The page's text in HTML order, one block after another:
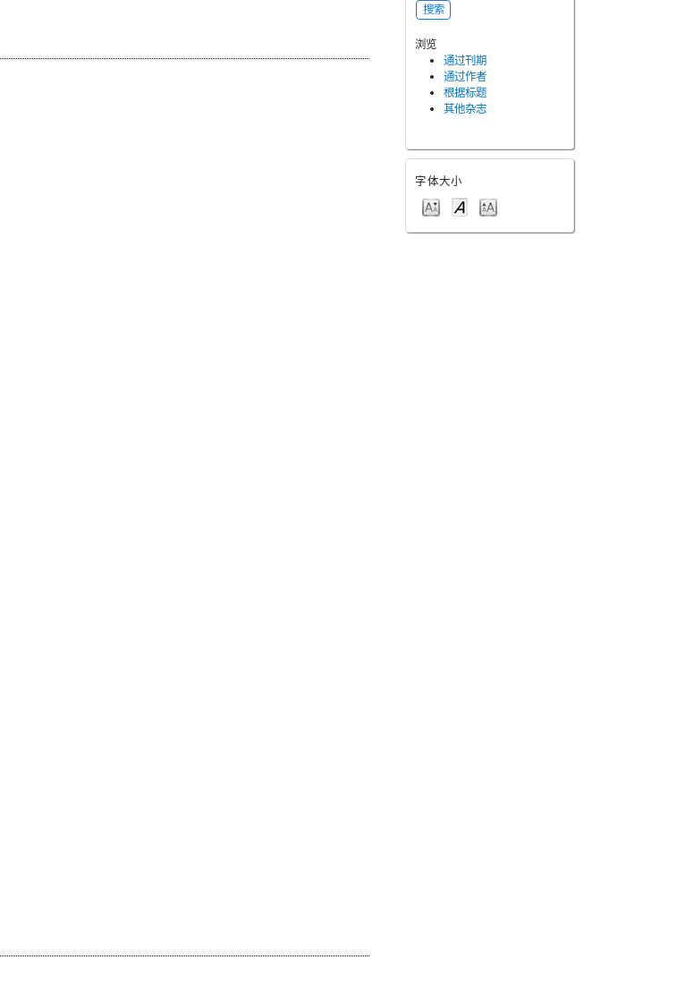
浏览
通过刊期
通过作者
根据标题
其他杂志
字体大小